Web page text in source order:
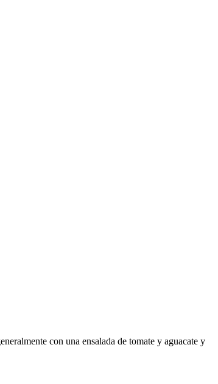
con una ensalada de tomate y aguacate y